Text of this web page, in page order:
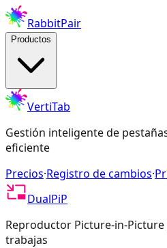
RabbitPair
Productos
VertiTab
Gestión inteligente de
eficiente
Precios·Registro de cambios·
DualPiP
Reproductor Picture-in-
trabajas